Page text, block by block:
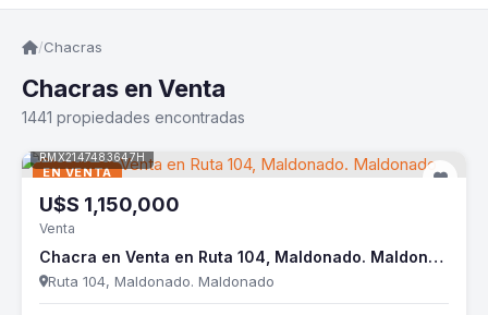
/Chacras
Chacras en Venta
1441 propiedades encontradas
EN VENTA
RMX2147483647H
U$S 1,150,000
Venta
Chacra en Venta en Ruta 104, Maldonado. Maldonado
Ruta 104, Maldonado. Maldonado